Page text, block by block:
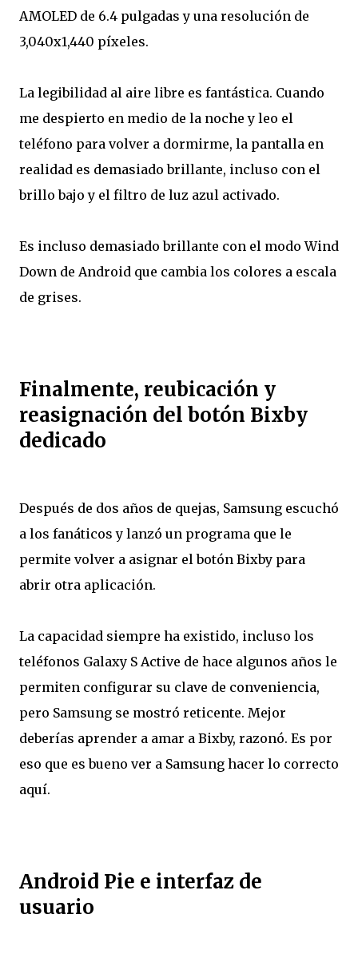
AMOLED de 6.4 pulgadas y una resolución de
3,040x1,440 píxeles.
La legibilidad al aire libre es fantástica. Cuando
me despierto en medio de la noche y leo el
teléfono para volver a dormirme, la pantalla en
realidad es demasiado brillante, incluso con el
brillo bajo y el filtro de luz azul activado.
Es incluso demasiado brillante con el modo Wind
Down de Android que cambia los colores a escala
de grises.
Finalmente, reubicación y
reasignación del botón Bixby
dedicado
Después de dos años de quejas, Samsung escuchó
a los fanáticos y lanzó un programa que le
permite volver a asignar el botón Bixby para
abrir otra aplicación.
La capacidad siempre ha existido, incluso los
teléfonos Galaxy S Active de hace algunos años le
permiten configurar su clave de conveniencia,
pero Samsung se mostró reticente. Mejor
deberías aprender a amar a Bixby, razonó. Es por
eso que es bueno ver a Samsung hacer lo correcto
aquí.
Android Pie e interfaz de
usuario